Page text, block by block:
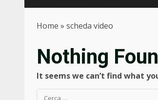
Home » scheda video
Nothing
It seems we can’t find what
Ricerca